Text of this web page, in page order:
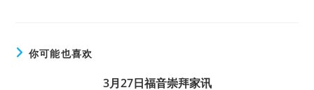
你可能也喜欢
3月27日福音崇拜家讯